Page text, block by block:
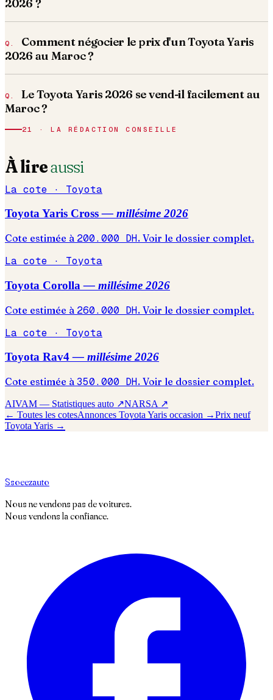
2026 ?
Comment négocier le prix d'un Toyota Yaris
2026 au Maroc ?
Le Toyota Yaris 2026 se vend-il facilement au
Maroc ?
21 · LA RÉDACTION CONSEILLE
À lireaussi
La cote · Toyota
ToyotaYaris Cross — millésime2026
Cote estimée à 200.000 DH. Voir le dossier complet.
La cote · Toyota
Toyota Corolla — millésime 2026
Cote estimée à 260.000 DH. Voir le dossier complet.
La cote · Toyota
Toyota Rav4 — millésime2026
Cote estimée à 350.000 DH. Voir le dossier complet.
AIVAM — Statistiques auto ↗NARSA ↗
← Toutes les cotesAnnonces Toyota Yaris occasion →Prix neuf
Toyota Yaris →
Ssoeezauto
Nous ne vendons pas de voitures.
Nous vendons la confiance.